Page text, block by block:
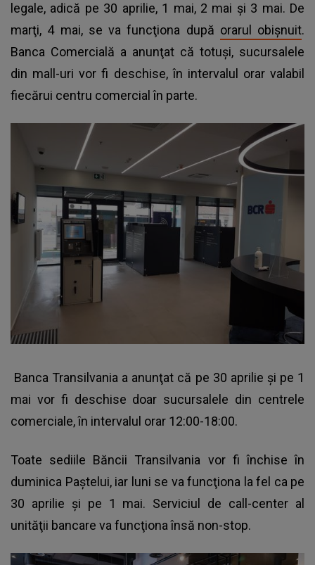
legale, adică pe 30 aprilie, 1 mai, 2 mai şi 3 mai. De
marţi, 4 mai, se va funcţiona după orarul obişnuit.
Banca Comercială a anunţat că totuşi, sucursalele
din mall-uri vor fi deschise, în intervalul orar valabil
fiecărui centru comercial în parte.
Banca Transilvania a anunţat că pe 30 aprilie şi pe 1
mai vor fi deschise doar sucursalele din centrele
comerciale, în intervalul orar 12:00-18:00.
Toate sediile Băncii Transilvania vor fi închise în
duminica Paştelui, iar luni se va funcţiona la fel ca pe
30 aprilie şi pe 1 mai. Serviciul de call-center al
unităţii bancare va funcţiona însă non-stop.